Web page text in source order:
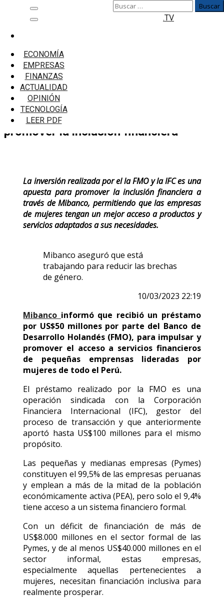
Menú
principal
ECONOMÍA
EMPRESAS
FINANZAS
ACTUALIDAD
OPINIÓN
TECNOLOGÍA
LEER PDF
Buscar:
.TV
Mibanco recibe préstamo por US$50 millones del
FMO de Holanda para promover la inclusión
financiera
Mibanco recibe préstamo por US$50
millones del FMO de Holanda para
promover la inclusión financiera
La inversión realizada por el la FMO y la IFC es una
apuesta para promover la inclusión financiera a
través de Mibanco, permitiendo que las empresas
de mujeres tengan un mejor acceso a productos y
servicios adaptados a sus necesidades.
Mibanco aseguró que está
trabajando para reducir las brechas
de género.
10/03/2023 22:19
Mibanco informó que recibió un préstamo
por US$50 millones por parte del Banco de
Desarrollo Holandés (FMO), para impulsar y
promover el acceso a servicios financieros
de pequeñas emprensas lideradas por
mujeres de todo el Perú.
El préstamo realizado por la FMO es una
operación sindicada con la Corporación
Financiera Internacional (IFC), gestor del
proceso de transacción y que anteriormente
aportó hasta US$100 millones para el mismo
propósito.
Las pequeñas y medianas empresas (Pymes)
constituyen el 99,5% de las empresas peruanas
y emplean a más de la mitad de la población
económicamente activa (PEA), pero solo el 9,4%
tiene acceso a un sistema financiero formal.
Con un déficit de financiación de más de
US$8.000 millones en el sector formal de las
Pymes, y de al menos US$40.000 millones en el
sector informal, estas empresas,
especialmente aquellas pertenecientes a
mujeres, necesitan financiación inclusiva para
realmente prosperar.